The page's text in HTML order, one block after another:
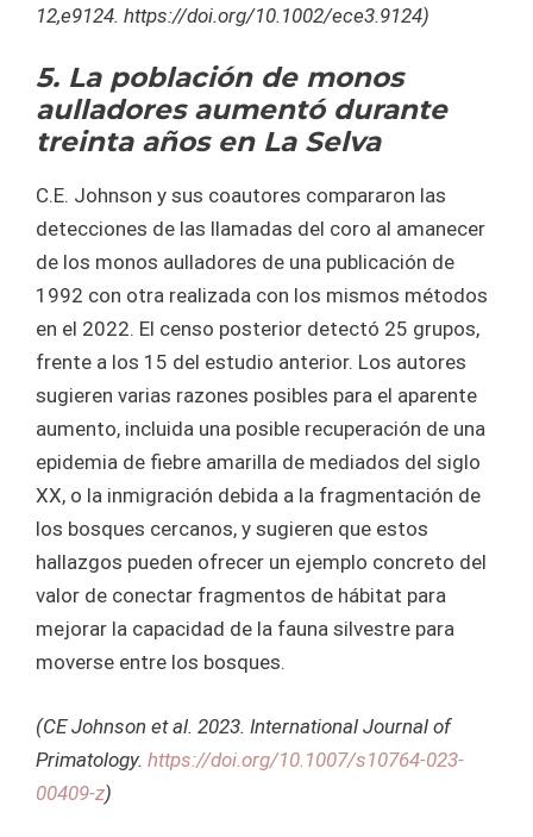
12,e9124. https://doi.org/10.1002/ece3.9124)
5. La población de monos
aulladores aumentó durante
treinta años en La Selva
C.E. Johnson y sus coautores compararon las
detecciones de las llamadas del coro al amanecer
de los monos aulladores de una publicación de
1992 con otra realizada con los mismos métodos
en el 2022. El censo posterior detectó 25 grupos,
frente a los 15 del estudio anterior. Los autores
sugieren varias razones posibles para el aparente
aumento, incluida una posible recuperación de una
epidemia de fiebre amarilla de mediados del siglo
XX, o la inmigración debida a la fragmentación de
los bosques cercanos, y sugieren que estos
hallazgos pueden ofrecer un ejemplo concreto del
valor de conectar fragmentos de hábitat para
mejorar la capacidad de la fauna silvestre para
moverse entre los bosques.
(CE Johnson et al. 2023. International Journal of
Primatology. https://doi.org/10.1007/s10764-023-
00409-z)